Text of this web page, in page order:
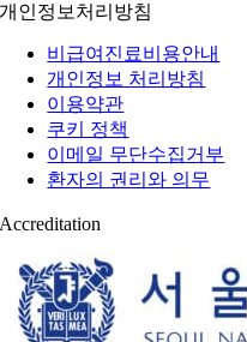
개인정보처리방침
비급여진료비용안내
개인정보 처리방침
이용약관
쿠키 정책
이메일 무단수집거부
환자의 권리와 의무
Accreditation